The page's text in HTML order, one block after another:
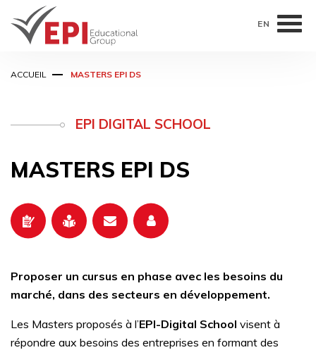
au
EN
EPI DIGITAL SCHOOL
ACCUEIL MASTERS EPI DS
MASTERS EPI DS
Proposer un cursus en phase avec les besoins du
marché, dans des secteurs en développement.
Les Masters proposés à l’EPI-Digital School visent à
répondre aux besoins des entreprises en formant des